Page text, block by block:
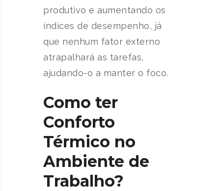
produtivo e aumentando os
índices de desempenho, já
que nenhum fator externo
atrapalhará as tarefas,
ajudando-o a manter o foco.
Como ter
Conforto
Térmico no
Ambiente de
Trabalho?